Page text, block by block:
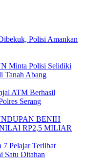
Polisi Amankan
Minta Polisi Selidiki
Tanah Abang
ATM Berhasil
Serang
BENIH
RP2,5 MILIAR
7 Pelajar Terlibat
Satu Ditahan